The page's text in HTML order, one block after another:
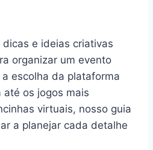
e ideias criativas
organizar um evento
escolha da plataforma
os jogos mais
virtuais, nosso guia
a planejar cada detalhe